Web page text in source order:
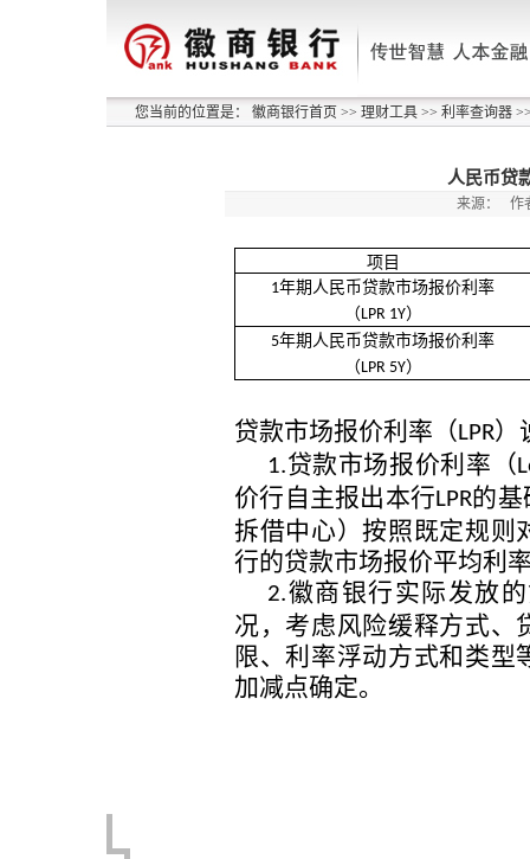
您当前的位置是： 徽商银行首页 >> 理财工具 >> 利率查询器
人民币贷
来源： 作